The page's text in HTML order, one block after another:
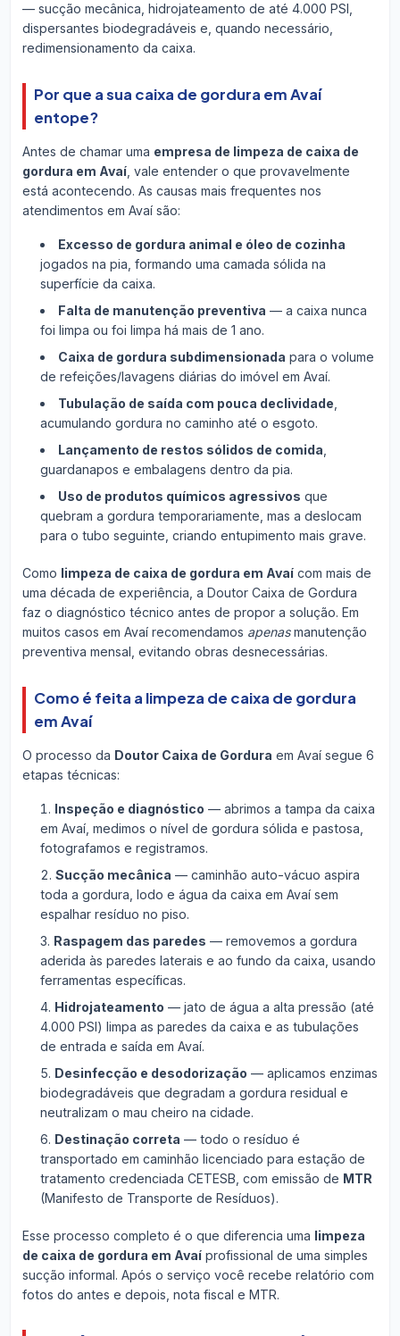
— sucção mecânica, hidrojateamento de até 4.000 PSI,
dispersantes biodegradáveis e, quando necessário,
redimensionamento da caixa.
Por que a sua caixa de gordura em Avaí
entope?
Antes de chamar uma empresa de limpeza de caixa de
gordura em Avaí, vale entender o que provavelmente
está acontecendo. As causas mais frequentes nos
atendimentos em Avaí são:
Excesso de gordura animal e óleo de cozinha
jogados na pia, formando uma camada sólida na
superfície da caixa.
Falta de manutenção preventiva — a caixa nunca
foi limpa ou foi limpa há mais de 1 ano.
Caixa de gordura subdimensionada para o volume
de refeições/lavagens diárias do imóvel em Avaí.
Tubulação de saída com pouca declividade
acumulando gordura no caminho até o esgoto.
Lançamento de restos sólidos de comida
guardanapos e embalagens dentro da pia.
Uso de produtos químicos agressivos que
quebram a gordura temporariamente, mas a deslocam
para o tubo seguinte, criando entupimento mais grave.
Como limpeza de caixa de gordura em Avaícom mais de
uma década de experiência, a Doutor Caixa de Gordura
faz o diagnóstico técnico antes de propor a solução. Em
muitos casos em Avaí recomendamos apenasmanutenção
preventiva mensal, evitando obras desnecessárias.
Como é feita a limpeza de caixa de gordura
em Avaí
O processo da Doutor Caixa de Gordura em Avaí segue 6
etapas técnicas:
Inspeção e diagnóstico — abrimos a tampa da caixa
em Avaí, medimos o nível de gordura sólida e pastosa,
fotografamos e registramos.
Sucção mecânica — caminhão auto-vácuo aspira
toda a gordura, lodo e água da caixa em Avaí sem
espalhar resíduo no piso.
Raspagem das paredes — removemos a gordura
aderida às paredes laterais e ao fundo da caixa, usando
ferramentas específicas.
Hidrojateamento — jato de água a alta pressão (até
4.000 PSI) limpa as paredes da caixa e as tubulações
de entrada e saída em Avaí.
Desinfecção e desodorização — aplicamos enzimas
biodegradáveis que degradam a gordura residual e
neutralizam o mau cheiro na cidade.
Destinação correta — todo o resíduo é
transportado em caminhão licenciado para estação de
tratamento credenciada CETESB, com emissão de MTR
(Manifesto de Transporte de Resíduos).
Esse processo completo é o que diferencia uma limpeza
de caixa de gordura em Avaíprofissional de uma simples
sucção informal. Após o serviço você recebe relatório com
fotos do antes e depois, nota fiscal e MTR.